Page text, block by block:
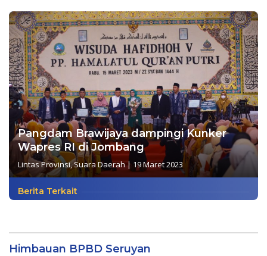
Pangdam Brawijaya dampingi Kunker
Wapres RI di Jombang
Lintas Provinsi,Suara Daerah|19 Maret 2023
Berita Terkait
Himbauan BPBD Seruyan